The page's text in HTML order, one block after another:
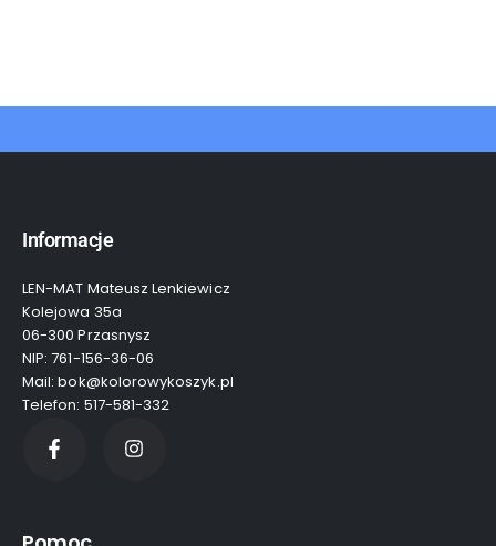
Informacje
LEN-MAT Mateusz Lenkiewicz
Kolejowa 35a
06-300 Przasnysz
NIP: 761-156-36-06
Mail: bok@kolorowykoszyk.pl
Telefon: 517-581-332